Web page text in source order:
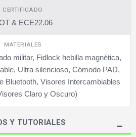
CERTIFICADO
& ECE22.06
MATERIALES
militar, Fidlock hebilla magnética,
Ultra silencioso, Cómodo PAD,
Bluetooth, Visores Intercambiables
Claro y Oscuro)
Y TUTORIALES